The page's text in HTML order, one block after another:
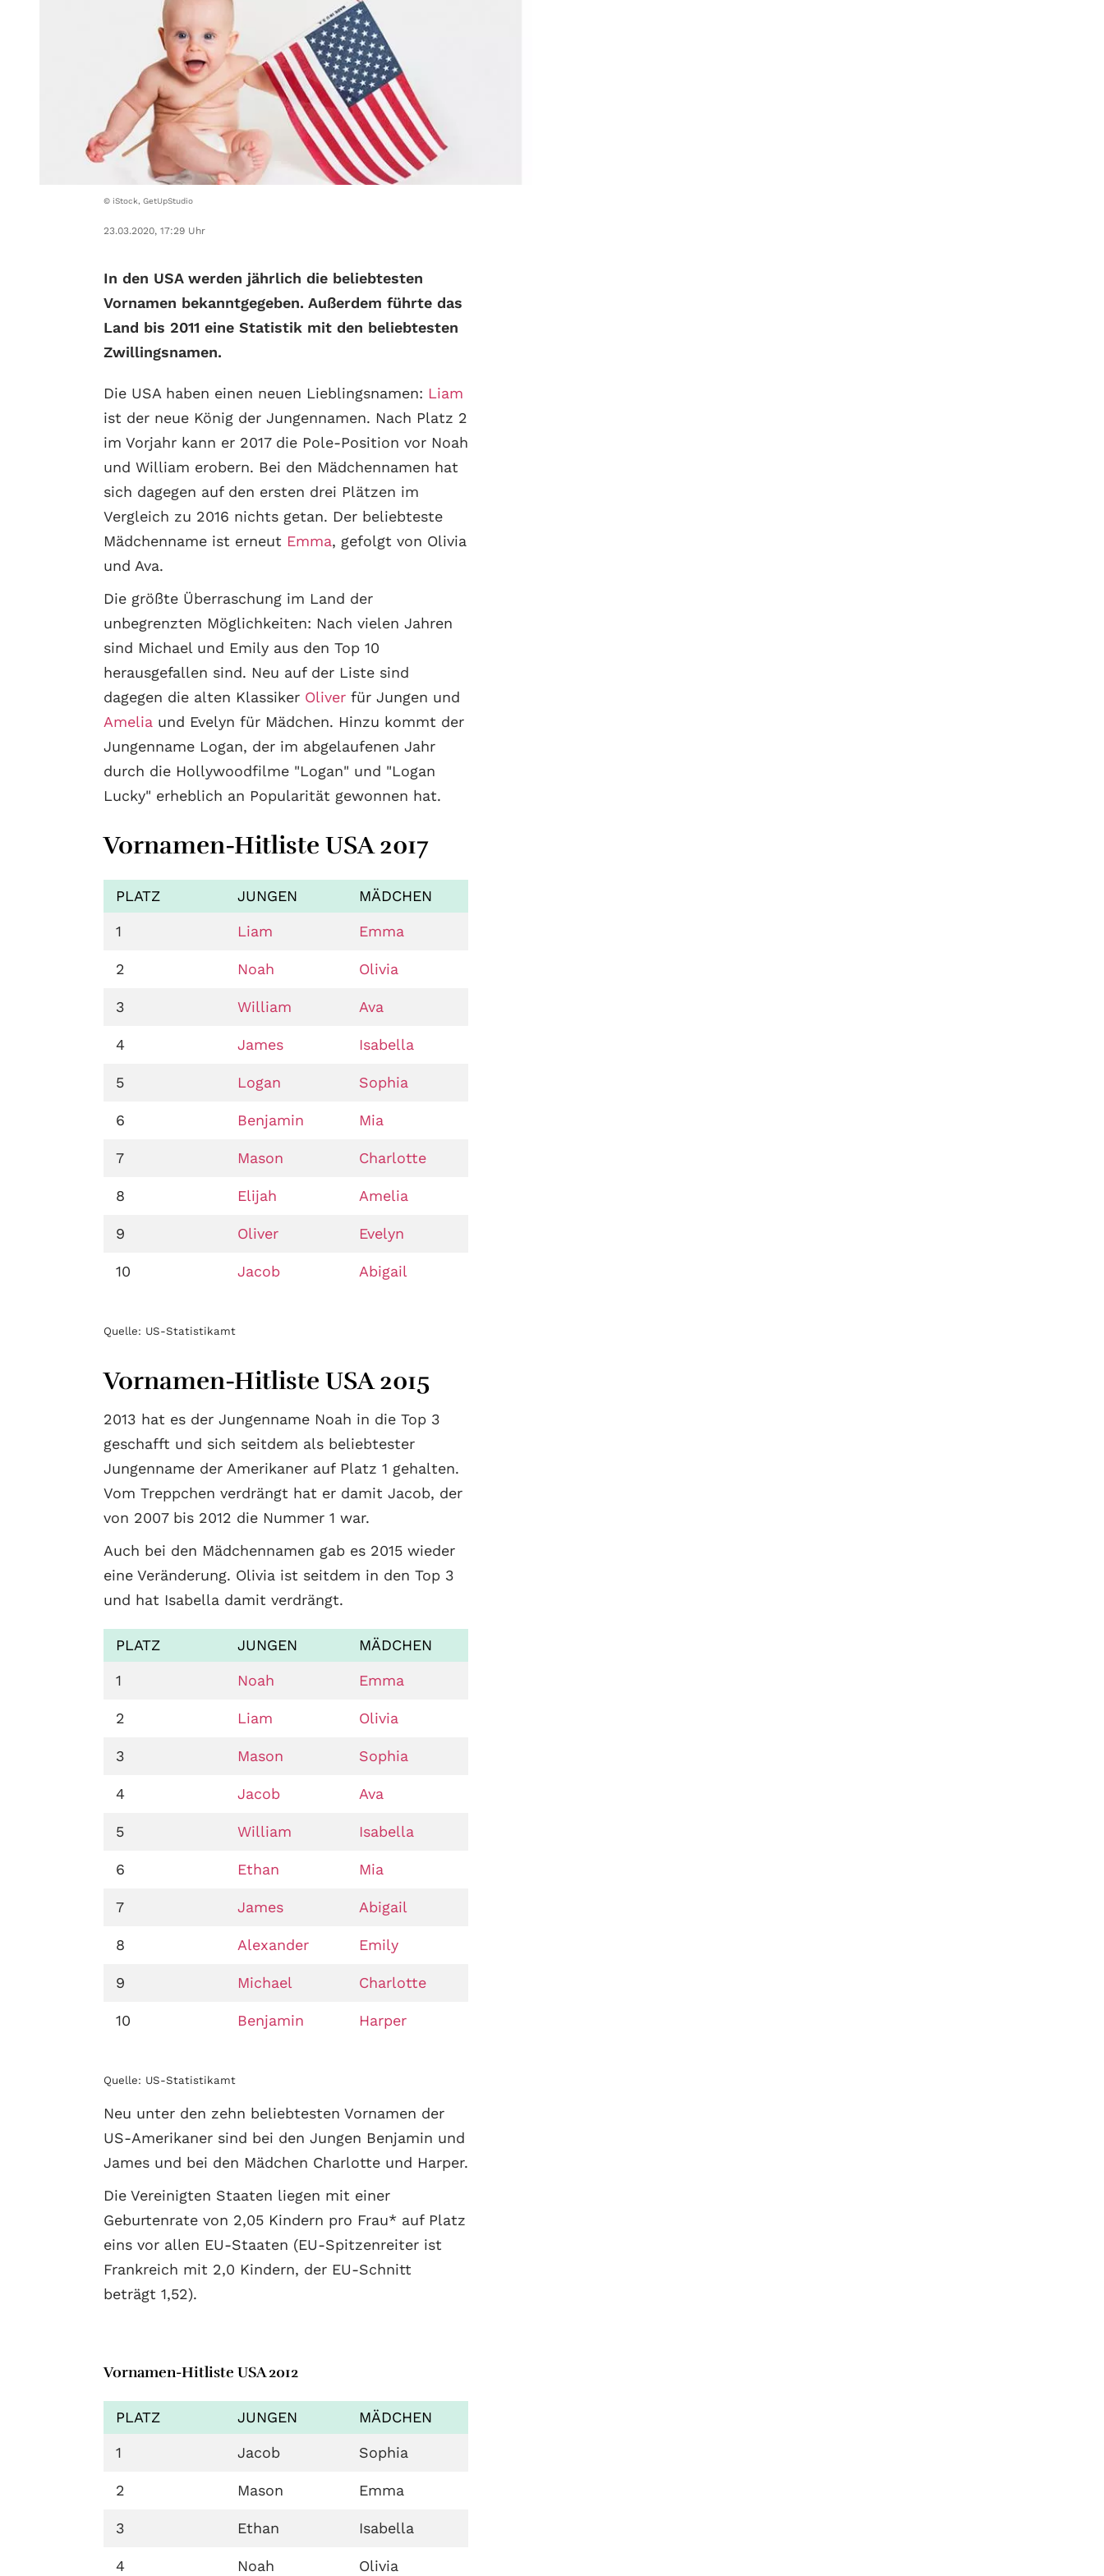
© iStock, GetUpStudio
23.03.2020, 17:29 Uhr
In den USA werden jährlich die beliebtesten
Vornamen bekanntgegeben. Außerdem führte das
Land bis 2011 eine Statistik mit den beliebtesten
Zwillingsnamen.
Die USA haben einen neuen Lieblingsnamen: Liam
ist der neue König der Jungennamen. Nach Platz 2
im Vorjahr kann er 2017 die Pole-Position vor Noah
und William erobern. Bei den Mädchennamen hat
sich dagegen auf den ersten drei Plätzen im
Vergleich zu 2016 nichts getan. Der beliebteste
Mädchenname ist erneut Emma, gefolgt von Olivia
und Ava.
Die größte Überraschung im Land der
unbegrenzten Möglichkeiten: Nach vielen Jahren
sind Michael und Emily aus den Top 10
herausgefallen sind. Neu auf der Liste sind
dagegen die alten Klassiker Oliver für Jungen und
Amelia und Evelyn für Mädchen. Hinzu kommt der
Jungenname Logan, der im abgelaufenen Jahr
durch die Hollywoodfilme "Logan" und "Logan
Lucky" erheblich an Popularität gewonnen hat.
Vornamen-Hitliste USA 2017
PLATZ JUNGEN MÄDCHEN
1 Liam Emma
2 Noah Olivia
3 William Ava
4 James Isabella
5 Logan Sophia
6 Benjamin Mia
7 Mason Charlotte
8 Elijah Amelia
9 Oliver Evelyn
10 Jacob Abigail
Quelle: US-Statistikamt
Vornamen-Hitliste USA 2015
2013 hat es der Jungenname Noah in die Top 3
geschafft und sich seitdem als beliebtester
Jungenname der Amerikaner auf Platz 1 gehalten.
Vom Treppchen verdrängt hat er damit Jacob, der
von 2007 bis 2012 die Nummer 1 war.
Auch bei den Mädchennamen gab es 2015 wieder
eine Veränderung. Olivia ist seitdem in den Top 3
und hat Isabella damit verdrängt.
PLATZ JUNGEN MÄDCHEN
1 Noah Emma
2 Liam Olivia
3 Mason Sophia
4 Jacob Ava
5 William Isabella
6 Ethan Mia
7 James Abigail
8 Alexander Emily
9 Michael Charlotte
10 Benjamin Harper
Quelle: US-Statistikamt
Neu unter den zehn beliebtesten Vornamen der
US-Amerikaner sind bei den Jungen Benjamin und
James und bei den Mädchen Charlotte und Harper.
Die Vereinigten Staaten liegen mit einer
Geburtenrate von 2,05 Kindern pro Frau* auf Platz
eins vor allen EU-Staaten (EU-Spitzenreiter ist
Frankreich mit 2,0 Kindern, der EU-Schnitt
beträgt 1,52).
Vornamen-Hitliste USA 2012
PLATZ JUNGEN MÄDCHEN
1 Jacob Sophia
2 Mason Emma
3 Ethan Isabella
4 Noah Olivia